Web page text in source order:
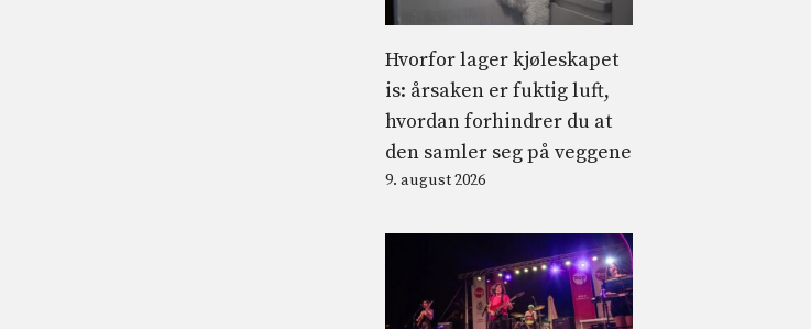
Hvorfor lager kjøleskapet
is: årsaken er fuktig luft,
hvordan forhindrer du at
den samler seg på veggene
9. august 2026